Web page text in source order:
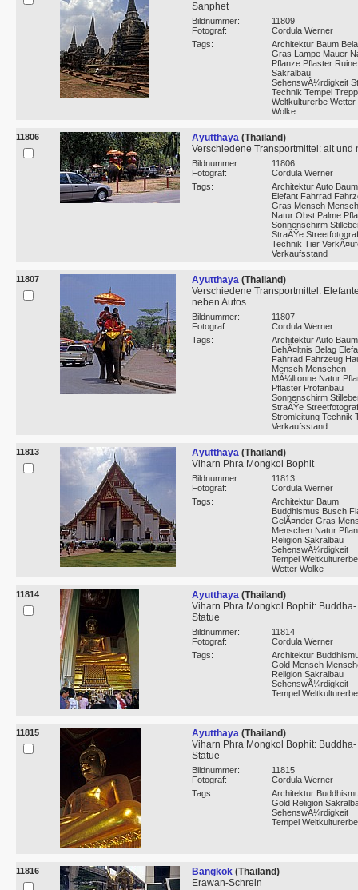
Sanphet
Bildnummer:
11809
Fotograf:
Cordula Werner
Tags:
Architektur Baum
Gras Lampe Mauer
Pflanze Pflaster Ruine
Sakralbau
SehenswÃ¼rdigkeit
Technik Tempel
Weltkulturerbe Wetter
Wolke
11806 Ayutthaya (Thailand)
Verschiedene Transportmittel: alt und
Bildnummer:
11806
Fotograf:
Cordula Werner
Tags:
Architektur Auto Baum
Elefant Fahrrad
Gras Mensch
Natur Obst Palme
Sonnenschirm
StraÃŸe
Technik Tier
Verkaufsstand
11807 Ayutthaya (Thailand)
Verschiedene Transportmittel:
neben Autos
Bildnummer:
11807
Fotograf:
Cordula Werner
Tags:
Architektur Auto Baum
BehÃ¤ltnis Belag
Fahrrad Fahrzeug
Mensch Menschen
MÃ¼lltonne Natur
Pflaster Profanbau
Sonnenschirm
StraÃŸe
Stromleitung Technik
Verkaufsstand
11813 Ayutthaya (Thailand)
Viharn Phra Mongkol Bophit
Bildnummer:
11813
Fotograf:
Cordula Werner
Tags:
Architektur Baum
Buddhismus Busch
GelÃ¤nder Gras
Menschen Natur
Religion Sakralbau
SehenswÃ¼rdigkeit
Tempel Weltkulturerbe
Wetter Wolke
11814 Ayutthaya (Thailand)
Viharn Phra Mongkol Bophit: Buddha-
Statue
Bildnummer:
11814
Fotograf:
Cordula Werner
Tags:
Architektur
Gold Mensch
Religion Sakralbau
SehenswÃ¼rdigkeit
Tempel Weltkulturerbe
11815 Ayutthaya (Thailand)
Viharn Phra Mongkol Bophit: Buddha-
Statue
Bildnummer:
11815
Fotograf:
Cordula Werner
Tags:
Architektur
Gold Religion
SehenswÃ¼rdigkeit
Tempel Weltkulturerbe
11816 Bangkok (Thailand)
Erawan-Schrein